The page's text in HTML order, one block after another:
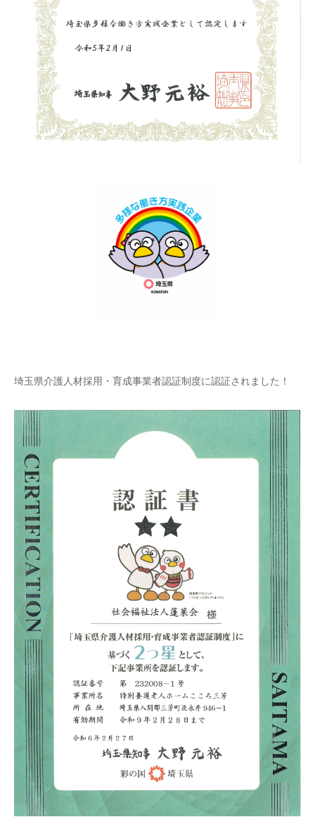
埼玉県介護人材採用・育成事業者認証制度に認証されました！